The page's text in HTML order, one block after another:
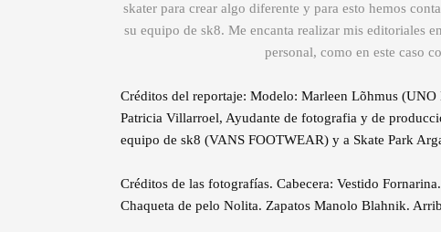
skater para crear algo diferente y para esto hemos
su equipo de sk8. Me encanta realizar mis editoriales
personal, como en este caso
Créditos del reportaje: Modelo: Marleen Lõhmus
Patricia Villarroel, Ayudante de fotografia y de
equipo de sk8 (VANS FOOTWEAR) y a Skate Park
Créditos de las fotografías. Cabecera: Vestido
Chaqueta de pelo Nolita. Zapatos Manolo Blahnik.